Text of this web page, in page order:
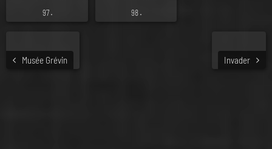
97 . 98.
Musée Grévin Invader